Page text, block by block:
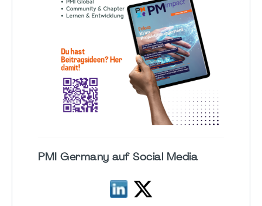
PMI Germany auf Social Media